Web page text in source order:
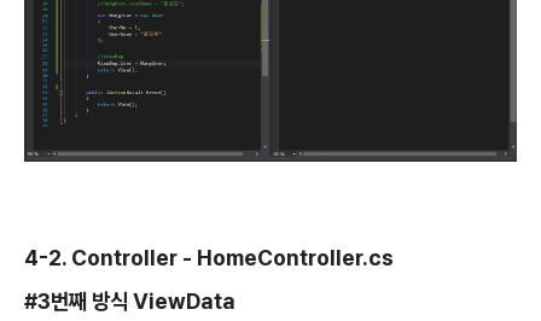
4-2. Controller - HomeController.cs
#3번째 방식 ViewData